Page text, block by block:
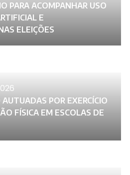
PARA ACOMPANHAR USO
E
ELEIÇÕES
POR EXERCÍCIO
FÍSICA EM ESCOLAS DE